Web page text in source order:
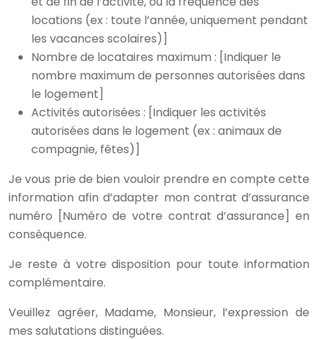
locations (ex : toute l’année, uniquement pendant
les vacances scolaires)]
Nombre de locataires maximum : [Indiquer le
nombre maximum de personnes autorisées dans
le logement]
Activités autorisées : [Indiquer les activités
autorisées dans le logement (ex : animaux de
compagnie, fêtes)]
Je vous prie de bien vouloir prendre en compte cette
information afin d’adapter mon contrat d’assurance
numéro [Numéro de votre contrat d’assurance] en
conséquence.
Je reste à votre disposition pour toute information
complémentaire.
Veuillez agréer, Madame, Monsieur, l’expression de
mes salutations distinguées.